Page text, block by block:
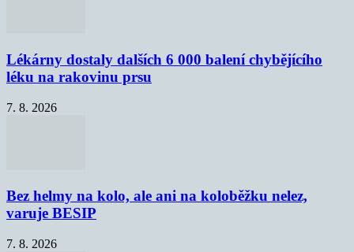
Lékárny dostaly dalších 6 000 balení chybějícího
léku na rakovinu prsu
7. 8. 2026
Bez helmy na kolo, ale ani na koloběžku nelez,
varuje BESIP
7. 8. 2026